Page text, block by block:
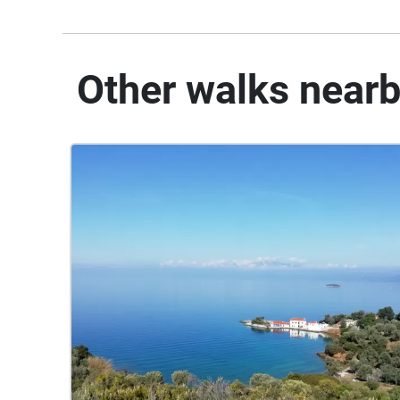
Other walks